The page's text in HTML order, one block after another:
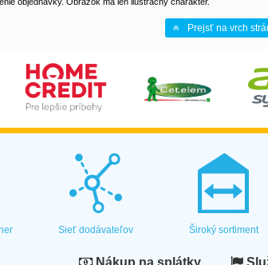
Prejsť na vrch
Sieť dodávateľov Široký sortiment
Nákup na splátky